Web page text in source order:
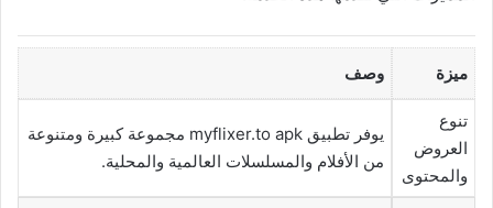
ميزة وصف
تنوع
العروض
والمحتوى
يوفر تطبيق myflixer.to apk مجموعة كبيرة ومتنوعة
من الأفلام والمسلسلات العالمية والمحلية.